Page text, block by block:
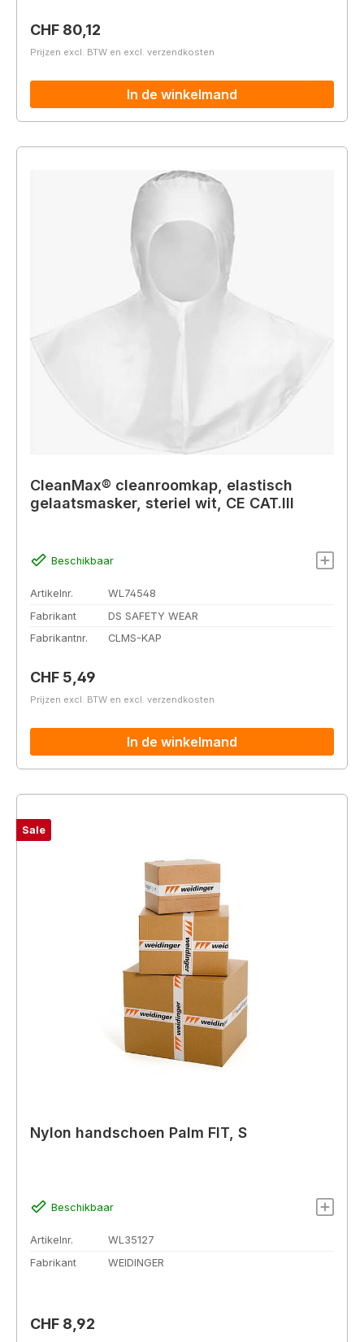
Normale prijs:
CHF 80,12
Prijzen excl. BTW en excl. verzendkosten
In de winkelmand
CleanMax® cleanroomkap, elastisch
gelaatsmasker, steriel wit, CE CAT.III
Beschikbaar
Artikelnr.
WL74548
Fabrikant
DS SAFETY WEAR
Fabrikantnr.
CLMS-KAP
Normale prijs:
CHF 5,49
Prijzen excl. BTW en excl. verzendkosten
In de winkelmand
Sale
Nylon handschoen Palm FIT, S
Beschikbaar
Artikelnr.
WL35127
Fabrikant
WEIDINGER
Normale prijs:
CHF 8,92